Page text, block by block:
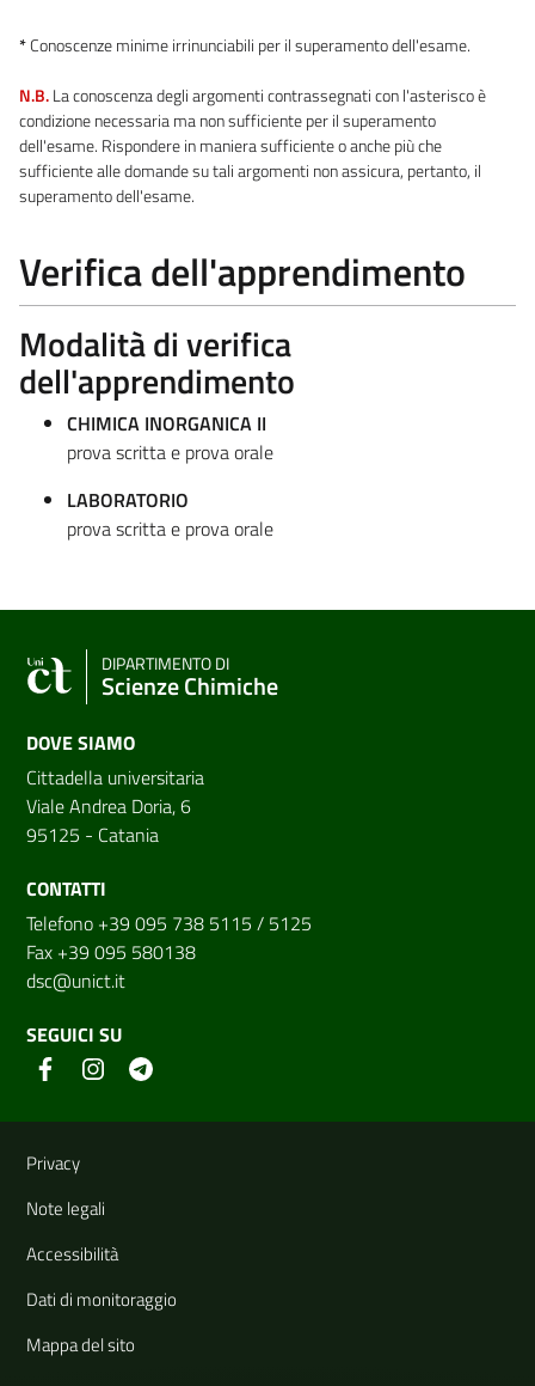
*Conoscenze minime irrinunciabili per il superamento dell'esame.
N.B.La conoscenza degli argomenti contrassegnati con l'asterisco è
condizione necessaria ma non sufficiente per il superamento
dell'esame. Rispondere in maniera sufficiente o anche più che
sufficiente alle domande su tali argomenti non assicura, pertanto, il
superamento dell'esame.
Verifica dell'apprendimento
Modalità di verifica
dell'apprendimento
CHIMICA INORGANICA II
prova scritta e prova orale
LABORATORIO
prova scritta e prova orale
DIPARTIMENTO DI
Scienze Chimiche
DOVE SIAMO
Cittadella universitaria
Viale Andrea Doria, 6
95125 - Catania
CONTATTI
Telefono +39 095 738 5115 / 5125
Fax +39 095 580138
dsc@unict.it
SEGUICI SU
Link e informazioni utili
Privacy
Note legali
Accessibilità
Dati di monitoraggio
Mappa del sito